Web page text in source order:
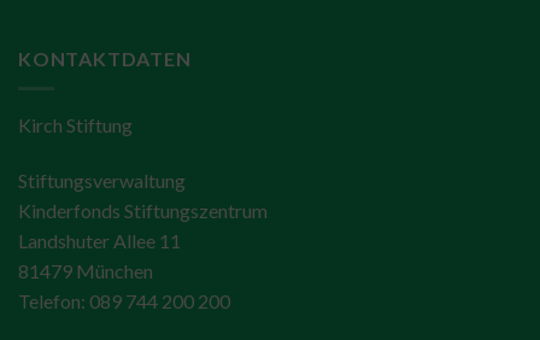
KONTAKTDATEN
Kirch Stiftung
Stiftungsverwaltung
Kinderfonds Stiftungszentrum
Landshuter Allee 11
81479 München
Telefon: 089 744 200 200